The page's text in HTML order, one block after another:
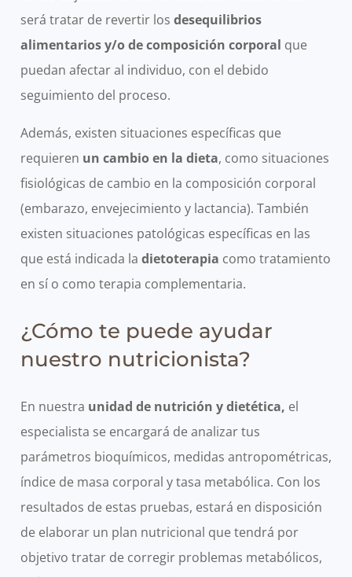
será tratar de revertir los desequilibrios
alimentarios y/o de composición corporal que
puedan afectar al individuo, con el debido
seguimiento del proceso.
Además, existen situaciones específicas que
requieren un cambio en la dieta, como situaciones
fisiológicas de cambio en la composición corporal
(embarazo, envejecimiento y lactancia). También
existen situaciones patológicas específicas en las
que está indicada la dietoterapia como tratamiento
en sí o como terapia complementaria.
¿Cómo te puede ayudar
nuestro nutricionista?
En nuestra unidad de nutrición y dietética, el
especialista se encargará de analizar tus
parámetros bioquímicos, medidas antropométricas,
índice de masa corporal y tasa metabólica. Con los
resultados de estas pruebas, estará en disposición
de elaborar un plan nutricional que tendrá por
objetivo tratar de corregir problemas metabólicos,